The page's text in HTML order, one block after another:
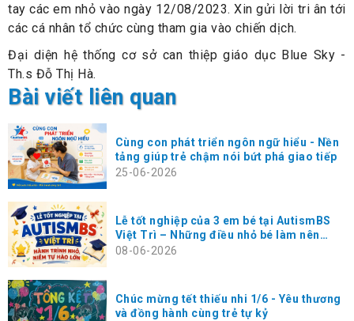
tay các em nhỏ vào ngày 12/08/2023. Xin gửi lời tri ân tới
các cá nhân tổ chức cùng tham gia vào chiến dịch.
Đại diện hệ thống cơ sở can thiệp giáo dục Blue Sky -
Th.s Đỗ Thị Hà.
Bài viết liên quan
Cùng con phát triển ngôn ngữ hiểu - Nền
tảng giúp trẻ chậm nói bứt phá giao tiếp
25-06-2026
Lễ tốt nghiệp của 3 em bé tại AutismBS
Việt Trì – Những điều nhỏ bé làm nên
hạnh phúc rất lớn
08-06-2026
Chúc mừng tết thiếu nhi 1/6 - Yêu thương
và đồng hành cùng trẻ tự kỷ